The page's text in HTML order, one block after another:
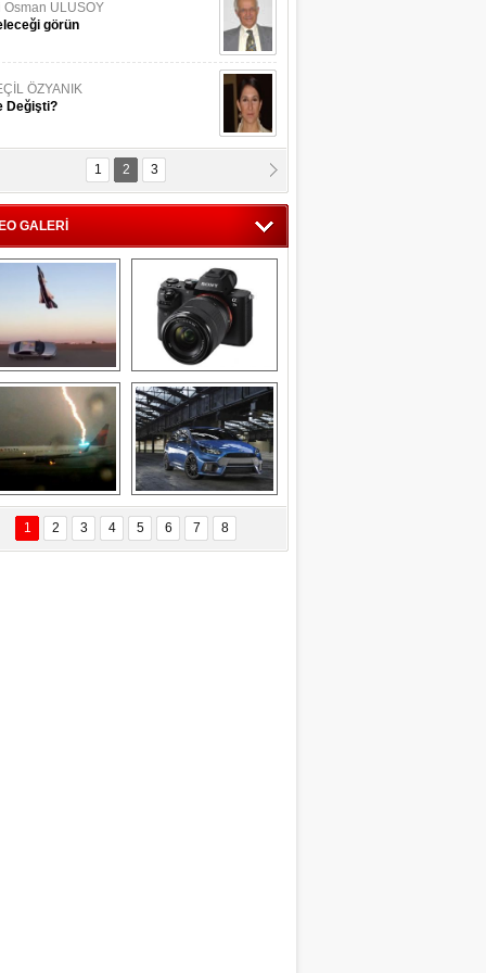
Osman ULUSOY
görün
ÖZYANIK
Değişti?
KÖYATASI
Vatan !
1 2 3
GALERİ
Savaş uçağı
pilotundan
muhteşem gösteri
Sony Alpha 7R II ön
inceleme
Delta uçağına
yıldırım çarptı
Ford Focus RS
(2015)
1 2 3 4 5 6 7 8